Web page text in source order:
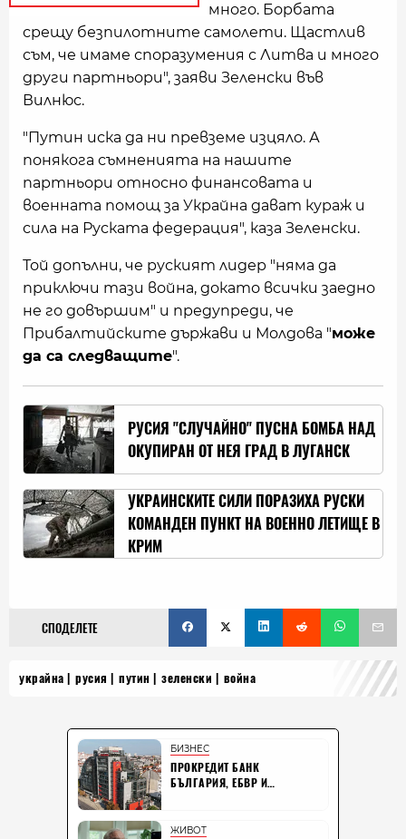
много. Борбата
срещу безпилотните самолети. Щастлив
съм, че имаме споразумения с Литва и много
други партньори", заяви Зеленски във
Вилнюс.
"Путин иска да ни превземе изцяло. А
понякога съмненията на нашите
партньори относно финансовата и
военната помощ за Украйна дават кураж и
сила на Руската федерация", каза Зеленски.
Той допълни, че руският лидер "няма да
приключи тази война, докато всички заедно
не го довършим" и предупреди, че
Прибалтийските държави и Молдова "може
да са следващите".
РУСИЯ "СЛУЧАЙНО" ПУСНА БОМБА НАД
ОКУПИРАН ОТ НЕЯ ГРАД В ЛУГАНСК
УКРАИНСКИТЕ СИЛИ ПОРАЗИХА РУСКИ
КОМАНДЕН ПУНКТ НА ВОЕННО ЛЕТИЩЕ В
КРИМ
СПОДЕЛЕТЕ
украйна русия путин зеленски война